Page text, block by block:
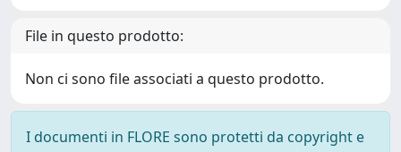
File in questo prodotto:
Non ci sono file associati a questo prodotto.
I documenti in FLORE sono protetti da copyright e